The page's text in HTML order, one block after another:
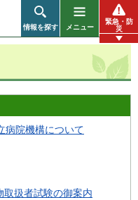
情報を探す メニュー
緊急・防
災
病院機構について
扱者試験の御案内